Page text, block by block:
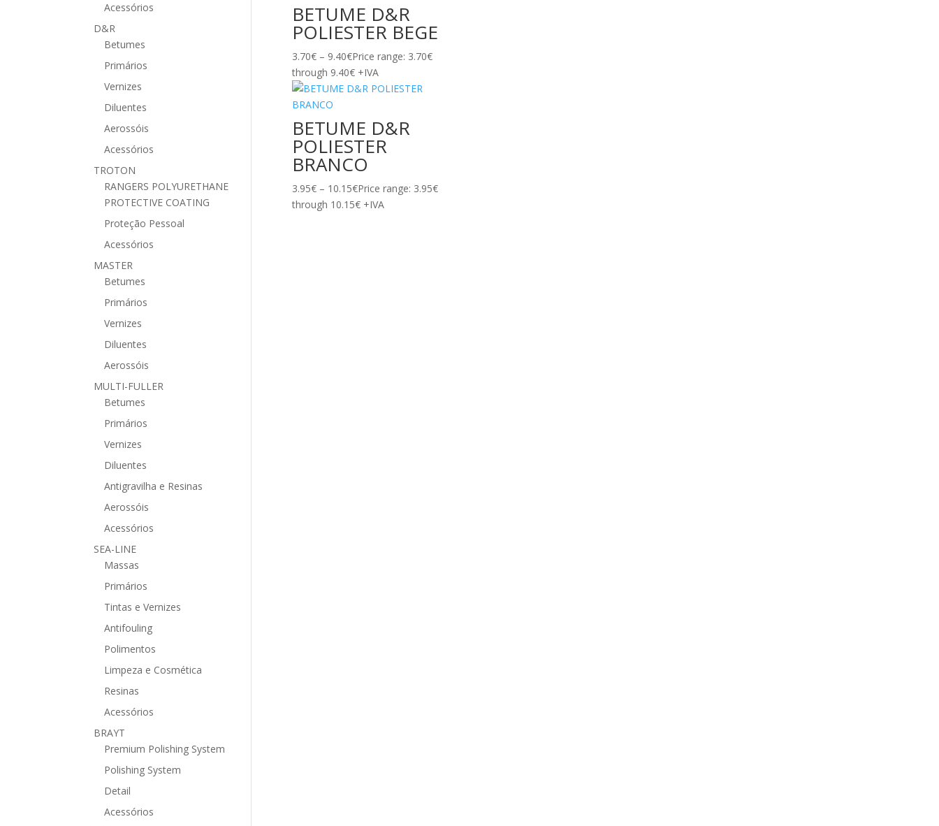
BETUME D&R
POLIESTER BEGE
3.70€ – 9.40€Price range: 3.70€
through 9.40€ +IVA
BETUME D&R
POLIESTER
BRANCO
3.95€ – 10.15€Price range: 3.95€
through 10.15€ +IVA
Acessórios
D&R
Betumes
Primários
Vernizes
Diluentes
Aerossóis
Acessórios
TROTON
RANGERS POLYURETHANE
PROTECTIVE COATING
Proteção Pessoal
Acessórios
MASTER
Betumes
Primários
Vernizes
Diluentes
Aerossóis
MULTI-FULLER
Betumes
Primários
Vernizes
Diluentes
Antigravilha e Resinas
Aerossóis
Acessórios
SEA-LINE
Massas
Primários
Tintas e Vernizes
Antifouling
Polimentos
Limpeza e Cosmética
Resinas
Acessórios
BRAYT
Premium Polishing System
Polishing System
Detail
Acessórios